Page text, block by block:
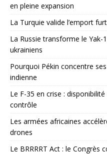
en pleine expansion
La Turquie valide l’emport
La Russie transforme le
ukrainiens
Pourquoi Pékin concentre
indienne
Le F-35 en crise :
contrôle
Les armées africaines
drones
Le BRRRRT Act : le Congrès